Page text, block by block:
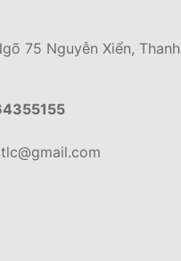
75 Nguyễn Xiển, Thanh